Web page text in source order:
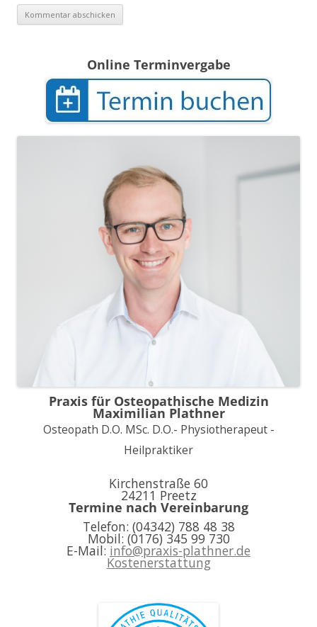
Online Terminvergabe
Praxis für Osteopathische Medizin
Maximilian Plathner
Osteopath D.O. MSc. D.O.- Physiotherapeut -
Heilpraktiker
Kirchenstraße 60
24211 Preetz
Termine nach Vereinbarung
Telefon: (04342) 788 48 38
Mobil: (0176) 345 99 730
E-Mail: info@praxis-plathner.de
Kostenerstattung